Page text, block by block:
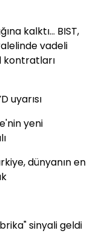
kalktı... BIST,
vadeli
kontratları
uyarısı
yeni
dünyanın en
sinyali geldi